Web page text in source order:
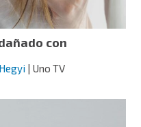
con
| Uno TV